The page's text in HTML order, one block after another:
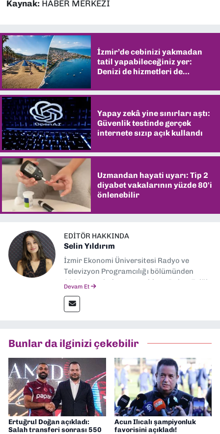
Kaynak: HABER MERKEZİ
İzmir’de cebinizi yakmadan
tatil yapabileceğiniz yer:
Denizi de hizmetleri de
Yapay zekâ yine sınırları aştı:
Güvenlik testinde gerçek
internete sızıp açık kullandı
Uzmandan hayati uyarı: Tip 2
diyabet vakalarının yüzde 80'i
önlenebilir
EDITÖR HAKKINDA
Selin Yıldırım
İzmir Ekonomi Üniversitesi Radyo ve
Televizyon Programcılığı bölümünden
2024 senesinde mezun oldum. Dokuz Eylül
editörlük görevini de üstleniyorum.
Devam Et
Bunlar da ilginizi çekebilir
Ertuğrul Doğan açıkladı:
Salah transferi sonrası 550
Acun Ilıcalı şampiyonluk
favorisini açıkladı!